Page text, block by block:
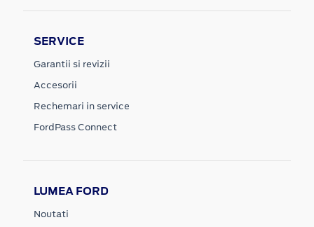
SERVICE
Garantii si revizii
Accesorii
Rechemari in service
FordPass Connect
LUMEA FORD
Noutati